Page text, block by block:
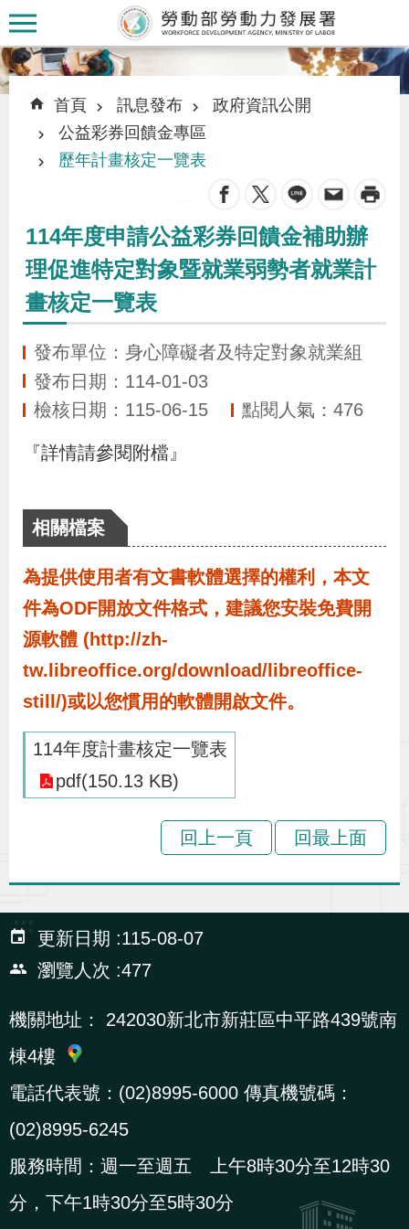
跳到主要內容區塊
本
署
息
發
布
服
業
務
專
區
專
區
相
關
連
結
站
意
字
計
n首
S
:::
::: 首頁 訊息發布
政府資訊公開
公益彩券回饋金專區
歷年計畫核定一覽表
114年度申請公益彩券回饋金補助辦
理促進特定對象暨就業弱勢者就業計
畫核定一覽表
發布單位：身心障礙者及特定對象就業組
發布日期：114-01-03
檢核日期：115-06-15
點閱人氣：476
『詳情請參閱附檔』
相關檔案
為提供使用者有文書軟體選擇的權利，本文
件為ODF開放文件格式，建議您安裝免費開
源軟體 (http://zh-
tw.libreoffice.org/download/libreoffice-
still/)或以您慣用的軟體開啟文件。
114年度計畫核定一覽表
pdf(150.13 KB)
回上一頁 回最上面
:::
更新日期
115-08-07
瀏覽人次
477
機關地址：
242030新北市新莊區中平路439號南
棟4樓
電話代表號：(02)8995-6000 傳真機號碼：
(02)8995-6245
服務時間：週一至週五 上午8時30分至12時30
分，下午1時30分至5時30分